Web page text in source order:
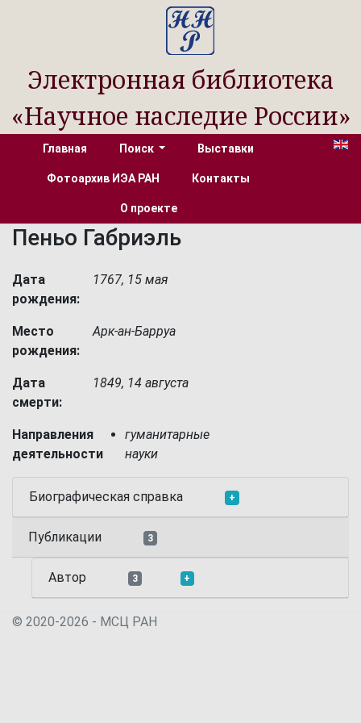
Электронная библиотека
«Научное наследие России»
Главная Поиск Выставки
Фотоархив ИЭА РАН Контакты
О проекте
Пеньо Габриэль
Дата
рождения:
1767, 15 мая
Место
рождения:
Арк-ан-Барруа
Дата
смерти:
1849, 14 августа
Направления
деятельности
гуманитарные
науки
Биографическая справка +
Публикации 3
Автор 3 +
© 2020-2026 - МСЦ РАН